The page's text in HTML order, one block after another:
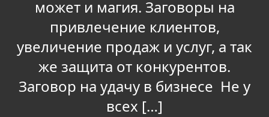
может и магия. Заговоры на
привлечение клиентов,
увеличение продаж и услуг, а так
же защита от конкурентов.
Заговор на удачу в бизнесе Не у
всех […]